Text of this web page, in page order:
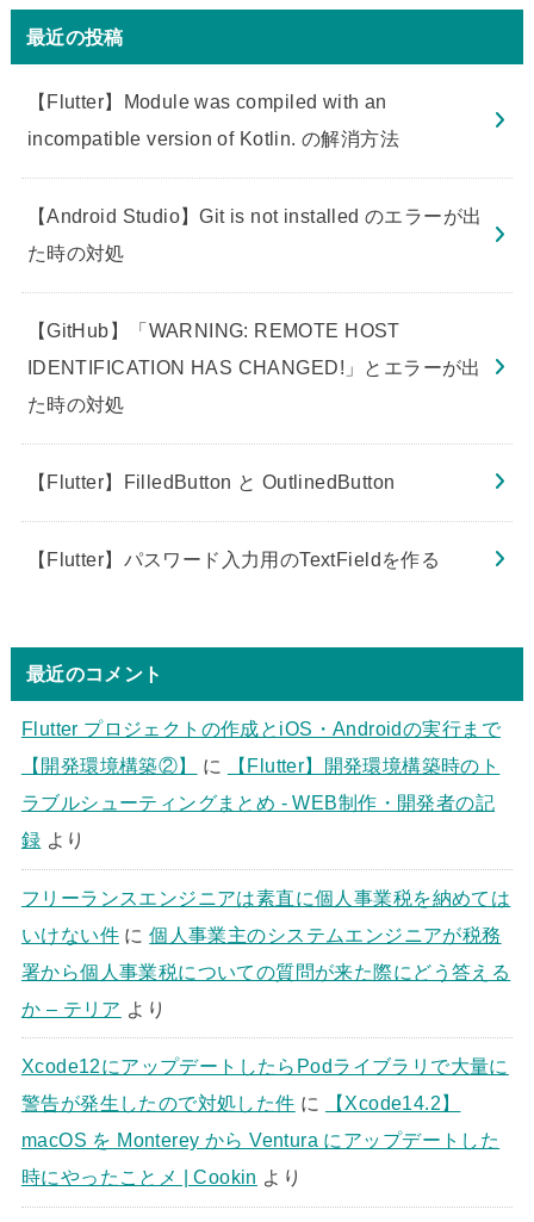
最近の投稿
【Flutter】Module was compiled with an
incompatible version of Kotlin. の解消方法
【Android Studio】Git is not installed のエラーが出
た時の対処
【GitHub】「WARNING: REMOTE HOST
IDENTIFICATION HAS CHANGED!」とエラーが出
た時の対処
【Flutter】FilledButton と OutlinedButton
【Flutter】パスワード入力用のTextFieldを作る
最近のコメント
Flutter プロジェクトの作成とiOS・Androidの実行まで
【開発環境構築②】
に
【Flutter】開発環境構築時のト
ラブルシューティングまとめ - WEB制作・開発者の記
録 より
フリーランスエンジニアは素直に個人事業税を納めては
いけない件に個人事業主のシステムエンジニアが税務
署から個人事業税についての質問が来た際にどう答える
か – テリア より
Xcode12にアップデートしたらPodライブラリで大量に
警告が発生したので対処した件 に
【Xcode14.2】
macOS を Monterey から Ventura にアップデートした
時にやったことメ | Cookin より